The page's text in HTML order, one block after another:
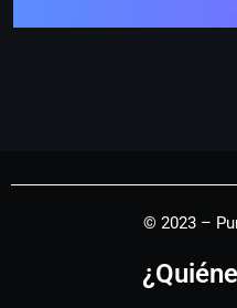
© 2023 –